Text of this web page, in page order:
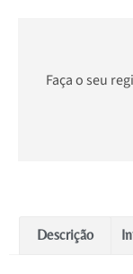
Faça o seu
Descrição